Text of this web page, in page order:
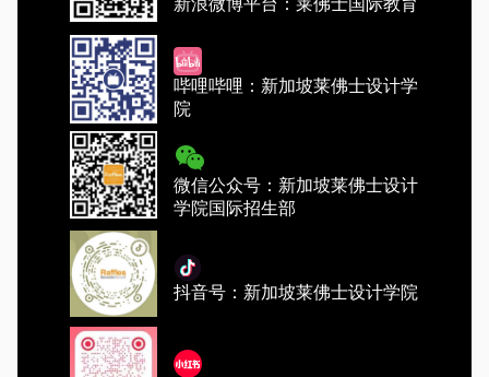
哔哩哔哩：新加坡莱佛士设计学
院
微信公众号：新加坡莱佛士设计
学院国际招生部
抖音号：新加坡莱佛士设计学院